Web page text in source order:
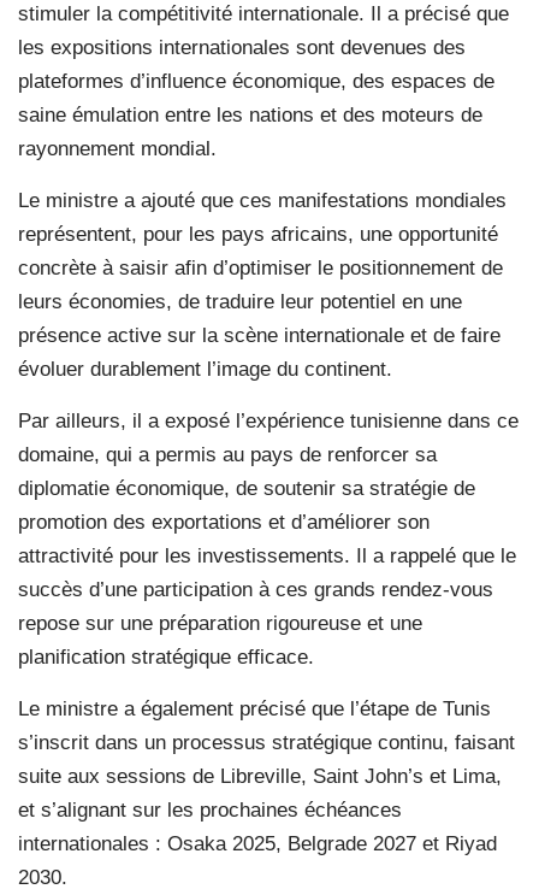
stimuler la compétitivité internationale. Il a précisé que
les expositions internationales sont devenues des
plateformes d’influence économique, des espaces de
saine émulation entre les nations et des moteurs de
rayonnement mondial.
Le ministre a ajouté que ces manifestations mondiales
représentent, pour les pays africains, une opportunité
concrète à saisir afin d’optimiser le positionnement de
leurs économies, de traduire leur potentiel en une
présence active sur la scène internationale et de faire
évoluer durablement l’image du continent.
Par ailleurs, il a exposé l’expérience tunisienne dans ce
domaine, qui a permis au pays de renforcer sa
diplomatie économique, de soutenir sa stratégie de
promotion des exportations et d’améliorer son
attractivité pour les investissements. Il a rappelé que le
succès d’une participation à ces grands rendez-vous
repose sur une préparation rigoureuse et une
planification stratégique efficace.
Le ministre a également précisé que l’étape de Tunis
s’inscrit dans un processus stratégique continu, faisant
suite aux sessions de Libreville, Saint John’s et Lima,
et s’alignant sur les prochaines échéances
internationales : Osaka 2025, Belgrade 2027 et Riyad
2030.